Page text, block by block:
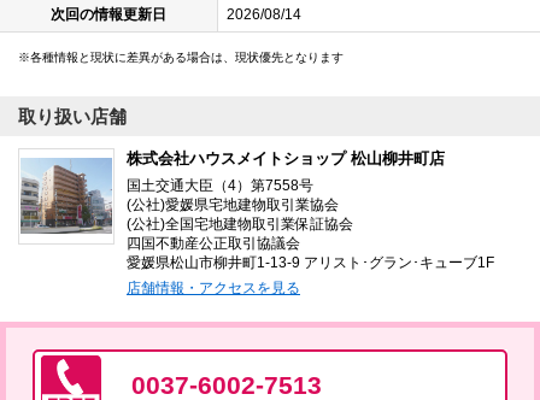
次回の情報更新日 2026/08/14
各種情報と現状に差異がある場合は、現状優先となります
取り扱い店舗
株式会社ハウスメイトショップ 松山柳井町店
国土交通大臣（4）第7558号
(公社)愛媛県宅地建物取引業協会
(公社)全国宅地建物取引業保証協会
四国不動産公正取引協議会
愛媛県松山市柳井町1-13-9 アリスト･グラン･キューブ1F
店舗情報・アクセスを見る
0037-6002-7513